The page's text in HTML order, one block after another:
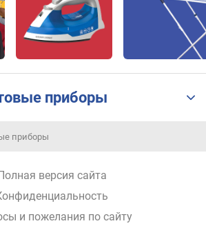
приборы
приборы
Полная версия сайта
и пожелания по сайту